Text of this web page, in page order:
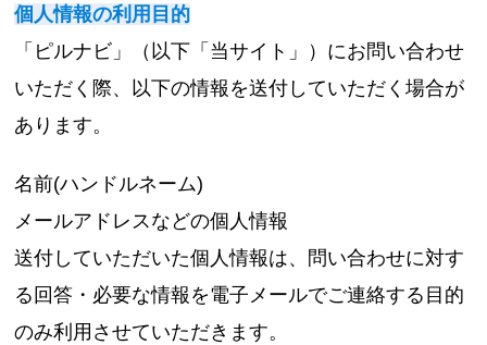
個人情報の利用目的
「ピルナビ」（以下「当サイト」）にお問い合わせ
いただく際、以下の情報を送付していただく場合が
あります。
名前(ハンドルネーム)
メールアドレスなどの個人情報
送付していただいた個人情報は、問い合わせに対す
る回答・必要な情報を電子メールでご連絡する目的
のみ利用させていただきます。